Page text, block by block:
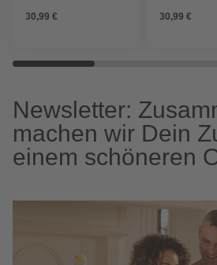
30,99 € 30,99 €
Newsletter:
machen wir Dein
einem schöneren